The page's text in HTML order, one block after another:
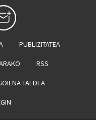
PUBLIZITATEA
RSS
TALDEA